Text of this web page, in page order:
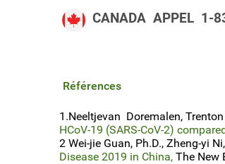
CANADA APPEL 1-
Références
1.Neeltjevan Doremalen,
HCoV-19 (SARS-CoV-2)
2 Wei-jie Guan, Ph.D., Zheng-yi
Disease 2019 in China, The New